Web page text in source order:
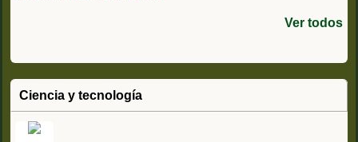
Ver todos
Ciencia y tecnología